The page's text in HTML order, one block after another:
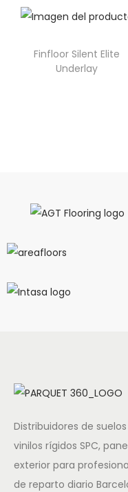
Finfloor Silent Elite
Underlay
Distribuidores de
vinilos rígidos SPC,
exterior para
de reparto diario